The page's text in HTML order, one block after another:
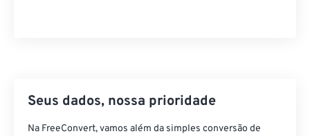
Seus dados, nossa prioridade
Na FreeConvert, vamos além da simples conversão de